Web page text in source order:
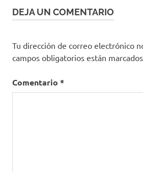
DEJA UN COMENTARIO
Tu dirección de correo electrónico
campos obligatorios están
Comentario *